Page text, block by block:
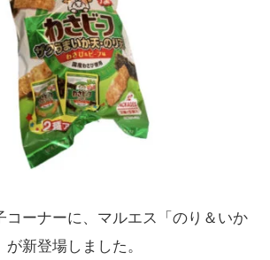
コーナーに、マルエス「のり＆いか
新登場しました。